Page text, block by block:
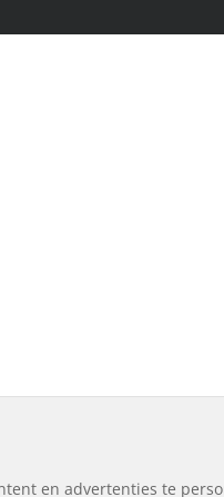
en advertenties te